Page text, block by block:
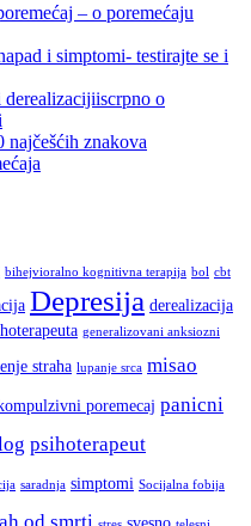
– o poremećaju
i simptomi- testirajte se i
iscrpno o
najčešćih znakova
bihejvioralno kognitivna terapija bol cbt
Depresija derealizacija
generalizovani anksiozni
straha lupanje srca misao
poremecaj panicni
psihoterapeut
saradnja simptomi Socijalna fobija